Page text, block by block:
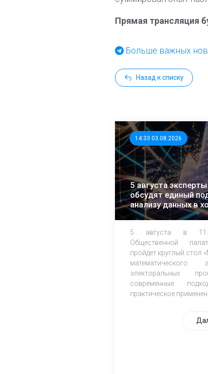
Прямая трансляция
Больше важных
Назад к списку
14:33 03.08.2026
5 августа эксперты
обсудят единый
анализу данных в
ЕДГ-2026
5 августа в
Общественной
пройдет круглый стол
математического
электоральных
современные
практическое